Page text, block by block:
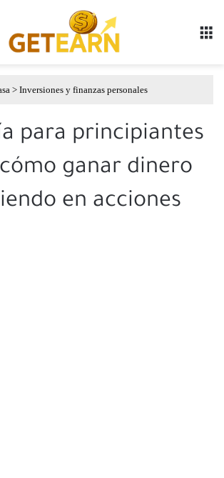
> Inversiones y finanzas personales
para principiantes
ganar dinero
en acciones